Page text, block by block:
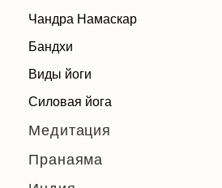
Чандра Намаскар
Бандхи
Виды йоги
Силовая йога
Медитация
Пранаяма